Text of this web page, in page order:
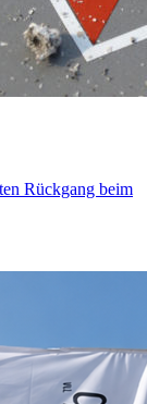
Rückgang beim